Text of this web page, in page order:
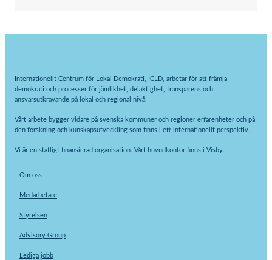
Internationellt Centrum för Lokal Demokrati, ICLD, arbetar för att främja
demokrati och processer för jämlikhet, delaktighet, transparens och
ansvarsutkrävande på lokal och regional nivå.
Vårt arbete bygger vidare på svenska kommuner och regioner erfarenheter och på
den forskning och kunskapsutveckling som finns i ett internationellt perspektiv.
Vi är en statligt finansierad organisation. Vårt huvudkontor finns i Visby.
Om oss
Medarbetare
Styrelsen
Advisory Group
Lediga jobb
Marknadsföring
med dig av dina
intressen och ditt
beteende när du
chansen att få se
och erbjudanden.